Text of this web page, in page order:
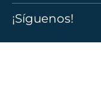
¡Síguenos!